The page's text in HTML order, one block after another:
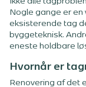
Nogle gange er
eksisterende tag
byggeteknisk.
eneste holdbare
Hvornår er
Renovering af det